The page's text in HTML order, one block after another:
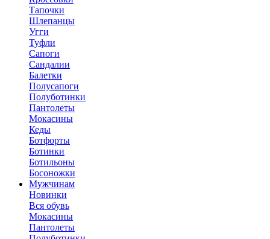
Тапочки
Шлепанцы
Угги
Туфли
Сапоги
Сандалии
Балетки
Полусапоги
Полуботинки
Пантолеты
Мокасины
Кеды
Ботфорты
Ботинки
Ботильоны
Босоножки
Мужчинам
Новинки
Вся обувь
Мокасины
Пантолеты